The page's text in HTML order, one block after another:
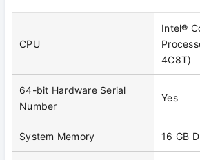
CPU
Intel®
4C8T)
64-bit Hardware Serial
Number
Yes
System Memory 16 GB